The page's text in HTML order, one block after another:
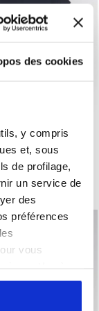
des cookies
y compris
et, sous
de profilage,
un service de
des
préférences
vous
sur
consentez à
T-SHIRT MC